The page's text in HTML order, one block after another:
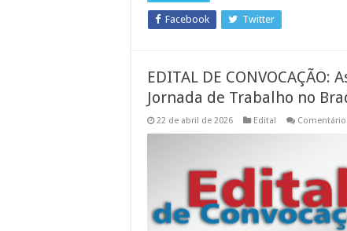
Facebook Twitter
EDITAL DE
Jornada de Trabalho no
22 de abril de 2026 Edital